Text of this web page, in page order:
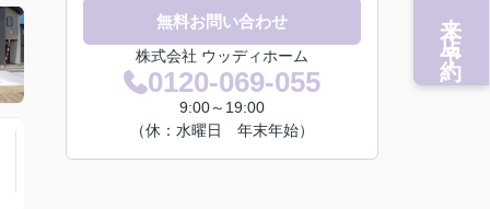
無料お問い合わせ
株式会社 ウッディホーム
0120-069-055
9:00～19:00
（休：水曜日 年末年始）
来店予約